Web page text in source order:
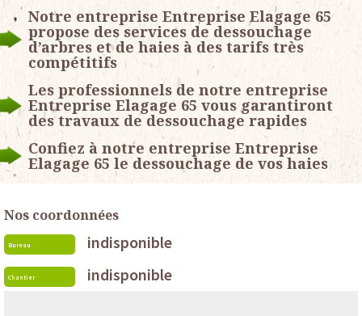
Notre entreprise Entreprise Elagage 65
propose des services de dessouchage
d’arbres et de haies à des tarifs très
compétitifs
Les professionnels de notre entreprise
Entreprise Elagage 65 vous garantiront
des travaux de dessouchage rapides
Confiez à notre entreprise Entreprise
Elagage 65 le dessouchage de vos haies
Nos coordonnées
Bureau indisponible
Chantier indisponible